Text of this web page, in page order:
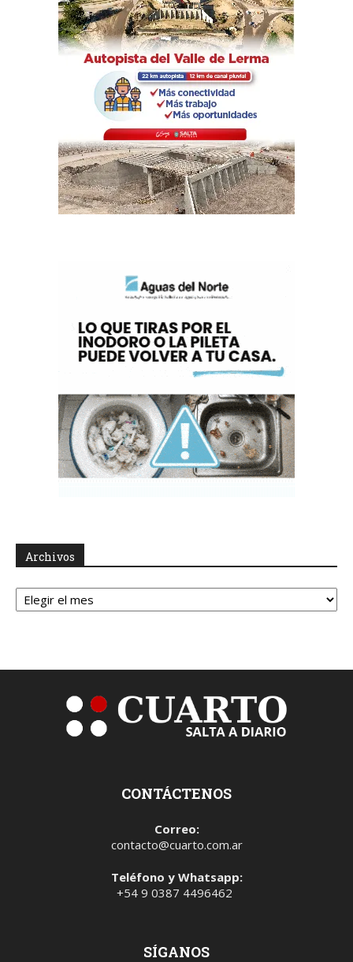
Archivos
Archivos
CONTÁCTENOS
Correo:
contacto@cuarto.com.ar
Teléfono y Whatsapp:
+54 9 0387 4496462
SÍGANOS